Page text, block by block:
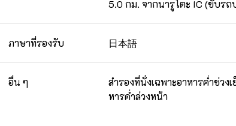
5.0 กม. จากนารูโตะ IC (ขับร
ภาษาที่รองรับ 日本語
อื่น ๆ
สำรองที่นั่งเฉพาะอาหารค่ำช่วง
หารค่ำล่วงหน้า